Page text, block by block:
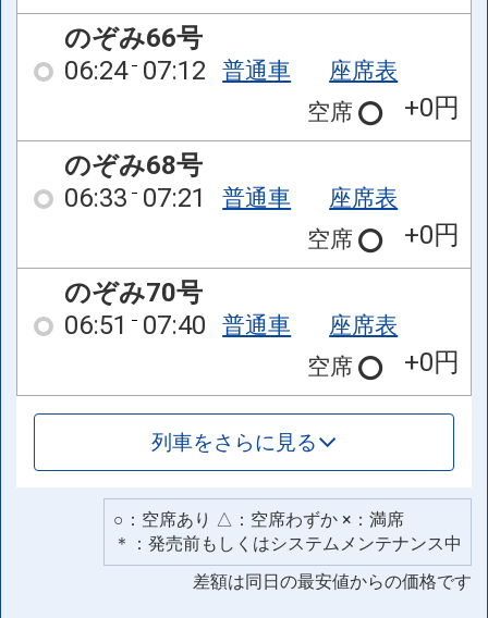
のぞみ66号
06:24 07:12 普通車
座席表
空席
+0円
のぞみ68号
06:33 07:21 普通車
座席表
空席
+0円
のぞみ70号
06:51
07:40 普通車
座席表
空席
+0円
列車をさらに見る
○：空席あり △：空席わずか ×：満席
＊：発売前もしくはシステムメンテナンス中
差額は同日の最安値からの価格です